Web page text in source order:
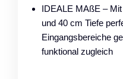
IDEALE MAßE –
und 40 cm Tiefe
Eingangsbereiche
funktional zugleich